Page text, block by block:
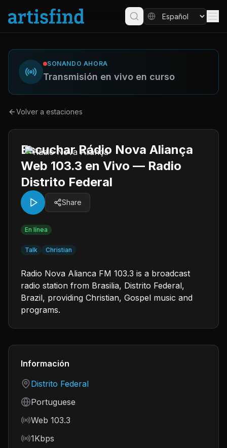
SONANDO AHORA
Transmisión en vivo en curso
Volver a estaciones
Escuchar Rádio Nova Aliança
Web 103.3 en Vivo — Radio
Distrito Federal
Share
En línea
Talk Christian
Radio Nova Alianca FM 103.3 is a broadcast
radio station from Brasilia, Distrito Federal,
Brazil, providing Christian, Gospel music and
programs.
Información
Country
Distrito Federal
Language
Portuguese
Frequency
Web 103.3
Bitrate
1Kbps